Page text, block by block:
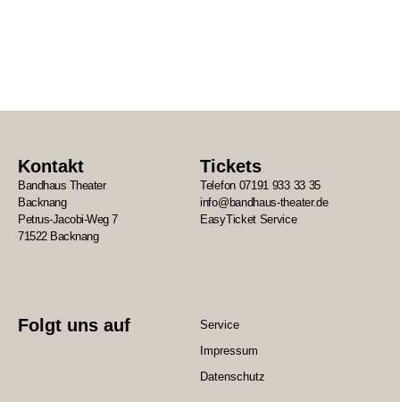
Kontakt
Bandhaus Theater
Backnang
Petrus-Jacobi-Weg 7
71522 Backnang
Tickets
Telefon 07191 933 33 35
info@bandhaus-theater.de
EasyTicket Service
Folgt uns auf
Service
Impressum
Datenschutz